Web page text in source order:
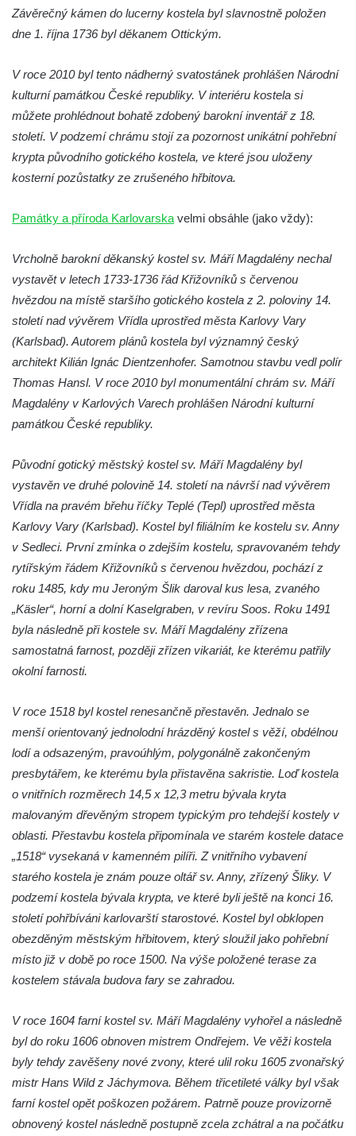
Kaple Matky Boží v Mikulášovicích
Mikulášovicích
Balzerova kaple v Mikulášovicích
Kostel svatého Václava ve Šluknově
Kostel svatého Mikuláše v Třebušíně
Klášterní kostel svatého Františka z Assisi v
Kaple svatého Josefa u Zákup
Zákupech
Kaple Krista v žaláři u kostela Nalezení
svatého Kříže ve Frýdlantu
Kostel Nalezení svatého Kříže ve Frýdlantu
Kostel Krista Spasitele ve Frýdlantu
Kaple Getsemanské zahrady na křížové
cestě na Křížovém vrchu ve Frýdlantu
Křížovém vrchu ve Frýdlantu
Poustevna na Křížové cestě na Křížovém
vrchu ve Frýdlantu
Kostel svatého Jakuba Většího v Sokolově
Kostel Nanebevzetí Panny Marie ve
Slunečné
Kostel Jména Panny Marie v Sepekově
Kostel svatých Petra a Pavla v Růžové
Bývalá synagoga v Milevsku
Kostel svaté Kateřiny Alexandrijské v
Krásně
Kostel Božího Těla v Kraslicích
Kostel svaté Maří Magdalény v Karlových
Varech
Kaple Panny Marie v Kunčicích nad Labem
Hrobová kaple na hřbitově v Rychnově u
Jablonce nad Nisou
Márnice/hřbitovní kaple na hřbitově v
Rychnově u Jablonce nad Nisou
Výklenková kaple u rozcestí u domu čp. 42
Výklenková kaple naproti domu čp. 34 v
Krásné u Pěnčína
Kostel svatého Josefa v Krásné u Pěnčína
Kostel Panny Marie Pomocné s Ivanitskou
Závěrečný kámen do lucerny kostela byl slavnostně položen
dne 1. října 1736 byl děkanem Ottickým.
V roce 2010 byl tento nádherný svatostánek prohlášen Národní
kulturní památkou České republiky. V interiéru kostela si
můžete prohlédnout bohatě zdobený barokní inventář z 18.
století. V podzemí chrámu stojí za pozornost unikátní pohřební
krypta původního gotického kostela, ve které jsou uloženy
kosterní pozůstatky ze zrušeného hřbitova.
Památky a příroda Karlovarska velmi obsáhle (jako vždy):
Vrcholně barokní děkanský kostel sv. Máří Magdalény nechal
vystavět v letech 1733-1736 řád Křižovníků s červenou
hvězdou na místě staršího gotického kostela z 2. poloviny 14.
století nad vývěrem Vřídla uprostřed města Karlovy Vary
(Karlsbad). Autorem plánů kostela byl významný český
architekt Kilián Ignác Dientzenhofer. Samotnou stavbu vedl polír
Thomas Hansl. V roce 2010 byl monumentální chrám sv. Máří
Magdalény v Karlových Varech prohlášen Národní kulturní
památkou České republiky.
Původní gotický městský kostel sv. Máří Magdalény byl
vystavěn ve druhé polovině 14. století na návrší nad vývěrem
Vřídla na pravém břehu říčky Teplé (Tepl) uprostřed města
Karlovy Vary (Karlsbad). Kostel byl filiálním ke kostelu sv. Anny
v Sedleci. První zmínka o zdejším kostelu, spravovaném tehdy
rytířským řádem Křižovníků s červenou hvězdou, pochází z
roku 1485, kdy mu Jeroným Šlik daroval kus lesa, zvaného
„Käsler“, horní a dolní Kaselgraben, v revíru Soos. Roku 1491
byla následně při kostele sv. Máří Magdalény zřízena
samostatná farnost, později zřízen vikariát, ke kterému patřily
okolní farnosti.
V roce 1518 byl kostel renesančně přestavěn. Jednalo se
menší orientovaný jednolodní hrázděný kostel s věží, obdélnou
lodí a odsazeným, pravoúhlým, polygonálně zakončeným
presbytářem, ke kterému byla přistavěna sakristie. Loď kostela
o vnitřních rozměrech 14,5 x 12,3 metru bývala kryta
malovaným dřevěným stropem typickým pro tehdejší kostely v
oblasti. Přestavbu kostela připomínala ve starém kostele datace
„1518“ vysekaná v kamenném pilíři. Z vnitřního vybavení
starého kostela je znám pouze oltář sv. Anny, zřízený Šliky. V
podzemí kostela bývala krypta, ve které byli ještě na konci 16.
století pohřbíváni karlovarští starostové. Kostel byl obklopen
obezděným městským hřbitovem, který sloužil jako pohřební
místo již v době po roce 1500. Na výše položené terase za
kostelem stávala budova fary se zahradou.
V roce 1604 farní kostel sv. Máří Magdalény vyhořel a následně
byl do roku 1606 obnoven mistrem Ondřejem. Ve věži kostela
byly tehdy zavěšeny nové zvony, které ulil roku 1605 zvonařský
mistr Hans Wild z Jáchymova. Během třicetileté války byl však
farní kostel opět poškozen požárem. Patrně pouze provizorně
obnovený kostel následně postupně zcela zchátral a na počátku